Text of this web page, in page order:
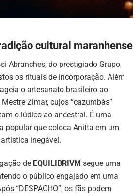
cultural maranhense
Abranches, do prestigiado Grupo
os rituais de incorporação. Além
o artesanato brasileiro ao
Zimar, cujos “cazumbás”
o lúdico ao ancestral. É uma
popular que coloca Anitta em um
inegável.
de EQUILIBRIVM segue uma
o público engajado em uma
“DESPACHO”, os fãs podem